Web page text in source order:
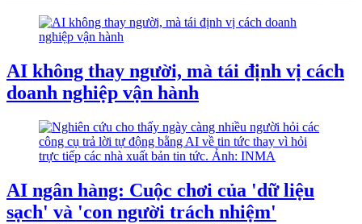
AI không thay người, mà tái định vị cách
doanh nghiệp vận hành
AI ngân hàng: Cuộc chơi của 'dữ liệu
sạch' và 'con người trách nhiệm'